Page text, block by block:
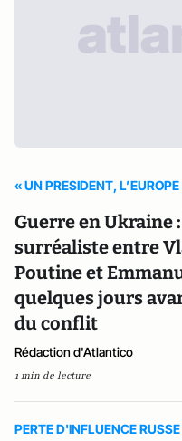
« UN PRESIDENT,
Guerre en Ukraine
surréaliste entre
Poutine et
quelques jours
du conflit
Rédaction d'Atlantico
1 min de lecture
PERTE D'INFLUENCE RUSSE